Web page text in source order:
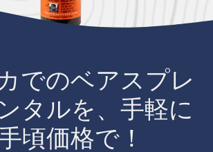
でのベアスプレ
タルを、手軽に
頃価格で！